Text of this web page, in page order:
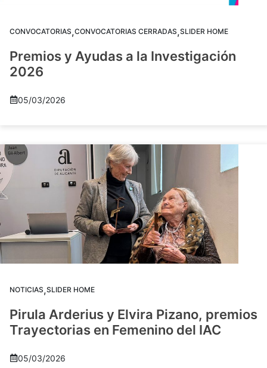
CONVOCATORIAS,CONVOCATORIAS CERRADAS,SLIDER HOME
Premios y Ayudas a la Investigación
2026
05/03/2026
NOTICIAS,SLIDER HOME
Pirula Arderius y Elvira Pizano, premios
Trayectorias en Femenino del IAC
05/03/2026